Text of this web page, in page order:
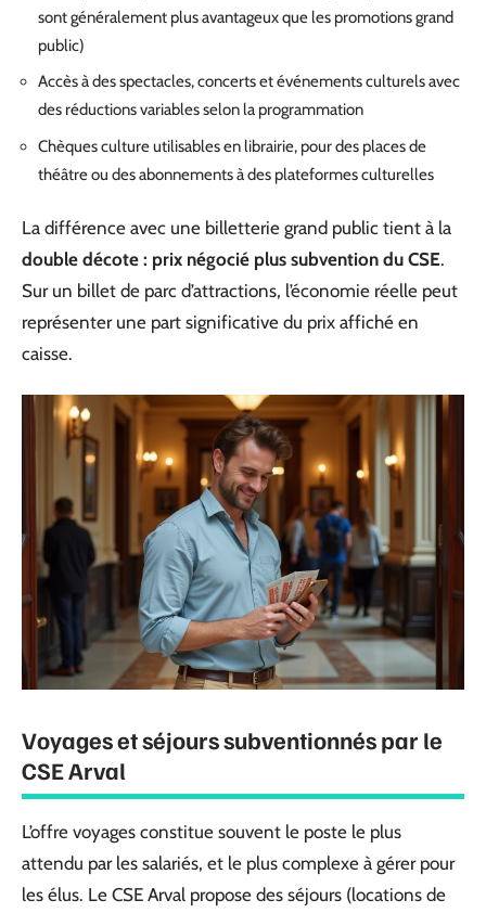
sont généralement plus avantageux que les promotions grand
public)
Accès à des spectacles, concerts et événements culturels avec
des réductions variables selon la programmation
Chèques culture utilisables en librairie, pour des places de
théâtre ou des abonnements à des plateformes culturelles
La différence avec une billetterie grand public tient à la
double décote : prix négocié plus subvention du CSE.
Sur un billet de parc d’attractions, l’économie réelle peut
représenter une part significative du prix affiché en
caisse.
Voyages et séjours subventionnés par le
CSE Arval
L’offre voyages constitue souvent le poste le plus
attendu par les salariés, et le plus complexe à gérer pour
les élus. Le CSE Arval propose des séjours (locations de